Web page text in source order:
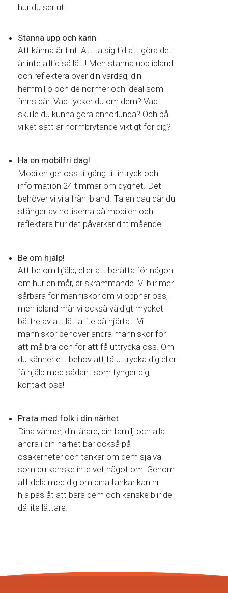
hur du ser ut.
Stanna upp och känn
Att känna är fint! Att ta sig tid att göra det
är inte alltid så lätt! Men stanna upp ibland
och reflektera över din vardag, din
hemmiljö och de normer och ideal som
finns där. Vad tycker du om dem? Vad
skulle du kunna göra annorlunda? Och på
vilket sätt är normbrytande viktigt för dig?
Ha en mobilfri dag!
Mobilen ger oss tillgång till intryck och
information 24 timmar om dygnet. Det
behöver vi vila från ibland. Ta en dag där du
stänger av notiserna på mobilen och
reflektera hur det påverkar ditt mående.
Be om hjälp!
Att be om hjälp, eller att berätta för någon
om hur en mår, är skrämmande. Vi blir mer
sårbara för människor om vi öppnar oss,
men ibland mår vi också väldigt mycket
bättre av att lätta lite på hjärtat. Vi
människor behöver andra människor för
att må bra och för att få uttrycka oss. Om
du känner ett behov att få uttrycka dig eller
få hjälp med sådant som tynger dig,
kontakt oss!
Prata med folk i din närhet
Dina vänner, din lärare, din familj och alla
andra i din närhet bär också på
osäkerheter och tankar om dem själva
som du kanske inte vet något om. Genom
att dela med dig om dina tankar kan ni
hjälpas åt att bära dem och kanske blir de
då lite lättare.